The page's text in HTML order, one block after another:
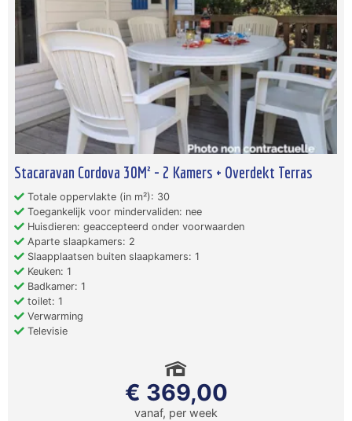
Stacaravan Cordova 30M² - 2 Kamers + Overdekt Terras
Totale oppervlakte (in m²): 30
Toegankelijk voor mindervaliden: nee
Huisdieren: geaccepteerd onder voorwaarden
Aparte slaapkamers: 2
Slaapplaatsen buiten slaapkamers: 1
Keuken: 1
Badkamer: 1
toilet: 1
Verwarming
Televisie
€ 369,00
vanaf, per week